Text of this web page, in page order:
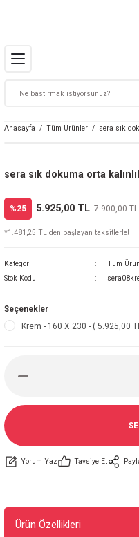
Anasayfa Tüm Ürünler sera sık
sera sık dokuma orta
%25 5.925,00 TL 7.900,00 TL
*1.481,25 TL den başlayan taksitlerle!
Kategori
Tüm
Stok Kodu
Seçenekler
Krem - 160 X 230 - ( 5.925,00
Yorum Yaz Tavsiye Et
Ürün Özellikleri